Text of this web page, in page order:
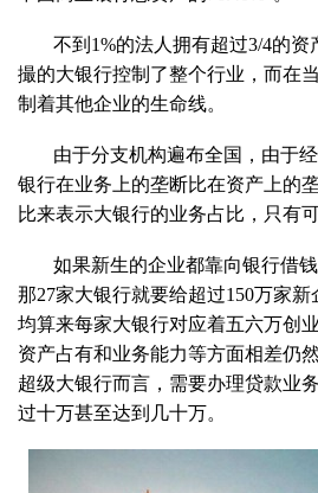
不到1%的法人拥有超过3/4的
撮的大银行控制了整个行业，而在
制着其他企业的生命线。
由于分支机构遍布全国，由于
银行在业务上的垄断比在资产上的
比来表示大银行的业务占比，只有
如果新生的企业都靠向银行借
那27家大银行就要给超过150万家
均算来每家大银行对应着五六万创
资产占有和业务能力等方面相差仍
超级大银行而言，需要办理贷款业
过十万甚至达到几十万。